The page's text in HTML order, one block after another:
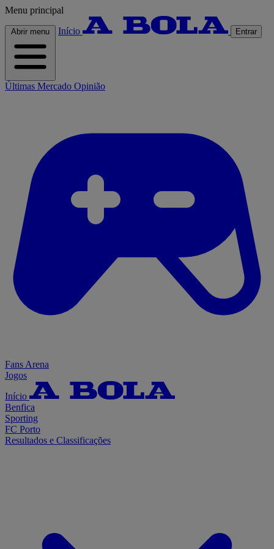
Menu principal
Abrir menu Início Entrar
Últimas Mercado Opinião
Fans Arena
Jogos
Início
Benfica
Sporting
FC Porto
Resultados e Classificações